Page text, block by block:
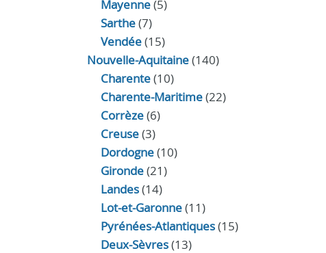
Mayenne(5)
Sarthe(7)
Vendée(15)
Nouvelle-Aquitaine(140)
Charente(10)
Charente-Maritime(22)
Corrèze(6)
Creuse(3)
Dordogne(10)
Gironde(21)
Landes(14)
Lot-et-Garonne(11)
Pyrénées-Atlantiques(15)
Deux-Sèvres(13)